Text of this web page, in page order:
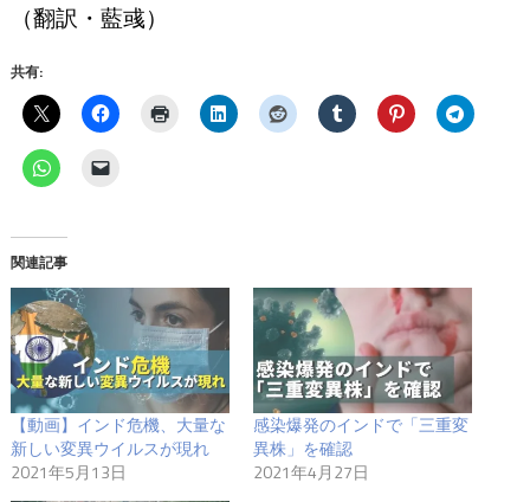
（翻訳・藍彧）
共有:
関連記事
【動画】インド危機、大量な
新しい変異ウイルスが現れ
2021年5月13日
感染爆発のインドで「三重変
異株」を確認
2021年4月27日